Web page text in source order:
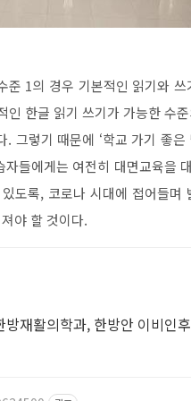
준 1의 경우 기본적인 읽기와
인 한글 읽기 쓰기가 가능한 수
. 그렇기 때문에 ‘학교 가기 좋은
자들에게는 여전히 대면교육을
도록, 코로나 시대에 접어들며
야 할 것이다.
재활의학과, 한방안 이비인